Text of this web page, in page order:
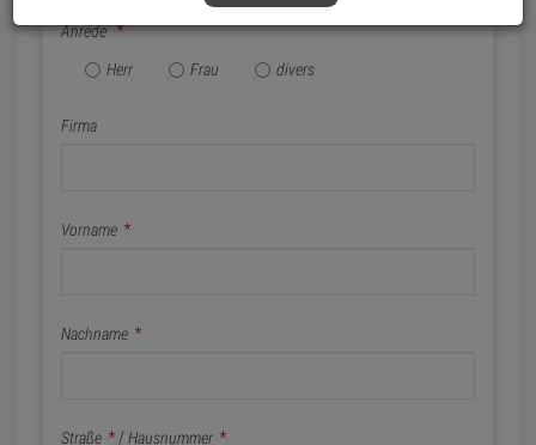
Anrede *
Herr
Frau divers
Firma
Vorname *
Nachname *
Straße * /Hausnummer *